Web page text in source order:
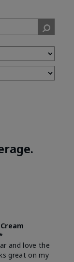
and love the
great on my